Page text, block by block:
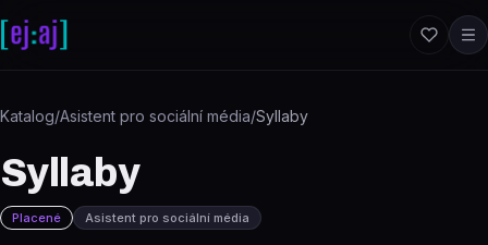
Katalog/Asistent pro sociální média/Syllaby
Syllaby
Placené Asistent pro sociální média